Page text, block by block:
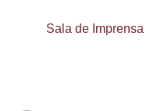
Sala de Imprensa